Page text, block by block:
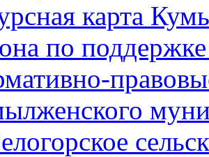
карта
по